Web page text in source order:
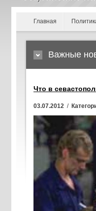
Главная
Важные
Что в
03.07.2012 /